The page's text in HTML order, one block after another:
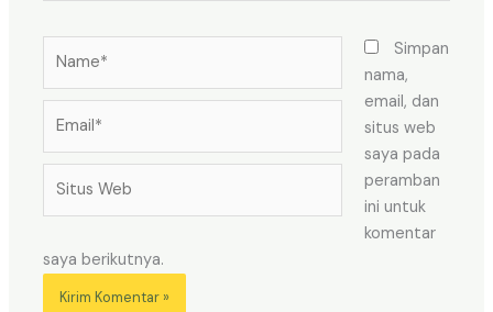
Web
Simpan
nama,
email, dan
situs web
saya pada
peramban
ini untuk
komentar
saya berikutnya.